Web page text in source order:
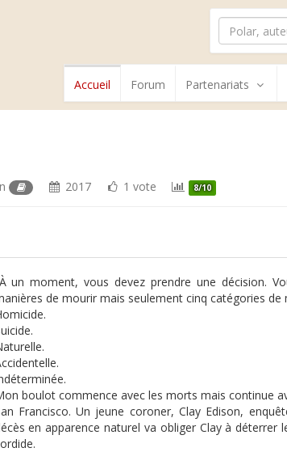
Accueil Forum Partenariats
2017 1 vote 8/10
un moment, vous devez prendre une décision.
de mourir mais seulement cinq catégories
boulot commence avec les morts mais continue
Francisco. Un jeune coroner, Clay Edison,
en apparence naturel va obliger Clay à